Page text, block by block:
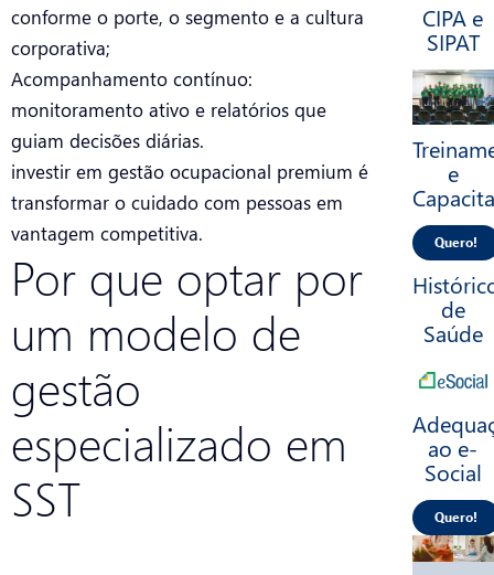
conforme o porte, o segmento e a cultura
corporativa;
Acompanhamento contínuo:
monitoramento ativo e relatórios que
guiam decisões diárias.
investir em gestão ocupacional premium é
transformar o cuidado com pessoas em
vantagem competitiva.
Por que optar por
um modelo de
gestão
especializado em
SST
CIPA e
SIPAT
e
Quero!
de
Saúde
ao e-
Social
Quero!